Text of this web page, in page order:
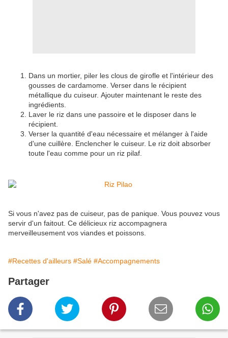
Dans un mortier, piler les clous de girofle et l'intérieur des
gousses de cardamome. Verser dans le récipient
métallique du cuiseur. Ajouter maintenant le reste des
ingrédients.
Laver le riz dans une passoire et le disposer dans le
récipient.
Verser la quantité d'eau nécessaire et mélanger à l'aide
d'une cuillère. Enclencher le cuiseur. Le riz doit absorber
toute l'eau comme pour un riz pilaf.
Si vous n'avez pas de cuiseur, pas de panique. Vous pouvez vous
servir d'un faitout. Ce délicieux riz accompagnera
merveilleusement vos viandes et poissons.
#Recettes d'ailleurs #Salé #Accompagnements
Partager